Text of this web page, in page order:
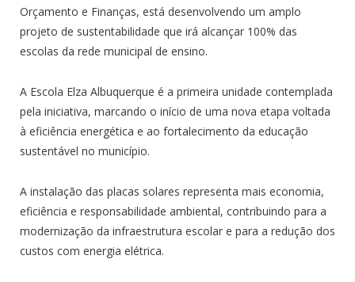
Orçamento e Finanças, está desenvolvendo um amplo
projeto de sustentabilidade que irá alcançar 100% das
escolas da rede municipal de ensino.
A Escola Elza Albuquerque é a primeira unidade contemplada
pela iniciativa, marcando o início de uma nova etapa voltada
à eficiência energética e ao fortalecimento da educação
sustentável no município.
A instalação das placas solares representa mais economia,
eficiência e responsabilidade ambiental, contribuindo para a
modernização da infraestrutura escolar e para a redução dos
custos com energia elétrica.